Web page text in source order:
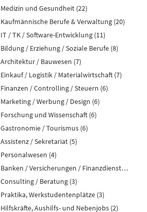
Medizin und Gesundheit (22)
Kaufmännische Berufe & Verwaltung (20)
IT / TK / Software-Entwicklung (11)
Bildung / Erziehung / Soziale Berufe (8)
Architektur / Bauwesen (7)
Einkauf / Logistik / Materialwirtschaft (7)
Finanzen / Controlling / Steuern (6)
Marketing / Werbung / Design (6)
Forschung und Wissenschaft (6)
Gastronomie / Tourismus (6)
Assistenz / Sekretariat (5)
Personalwesen (4)
Banken / Versicherungen / Finanzdienstleister (4)
Consulting / Beratung (3)
Praktika, Werkstudentenplätze (3)
Hilfskräfte, Aushilfs- und Nebenjobs (2)